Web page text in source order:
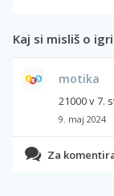
Kaj si misliš o
motika
21000 v 7.
9. maj 2024
Za